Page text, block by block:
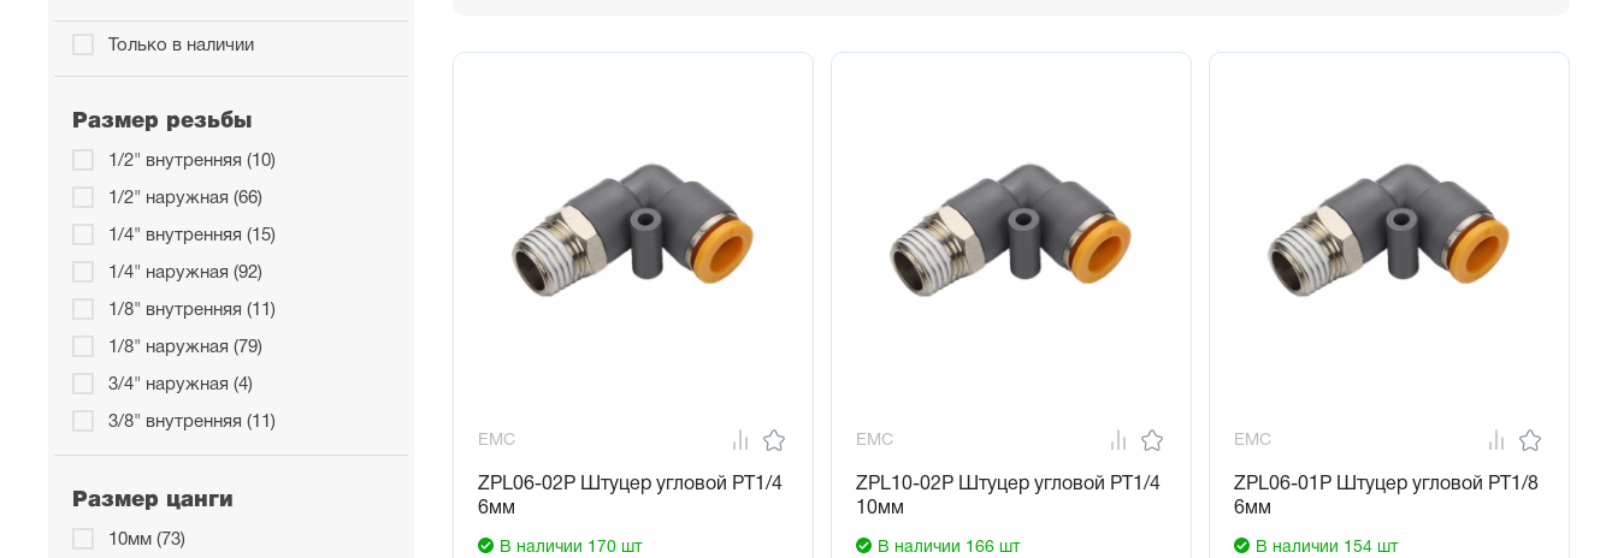
Только в наличии
Размер резьбы
1/2" внутренняя (10)
1/2" наружная (66)
1/4" внутренняя (15)
1/4" наружная (92)
1/8" внутренняя (11)
1/8" наружная (79)
3/4" наружная (4)
3/8" внутренняя (11)
3/8" наружная (75)
М3 наружная (1)
М5x0,8 наружная (23)
Размер цанги
10мм (73)
EMC
ZPL06-02P Штуцер угловой PT1/4
6мм
В наличии 170 шт
EMC
ZPL10-02P Штуцер угловой PT1/4
10мм
В наличии 166 шт
EMC
ZPL06-01P Штуцер угловой PT1/8
6мм
В наличии 154 шт